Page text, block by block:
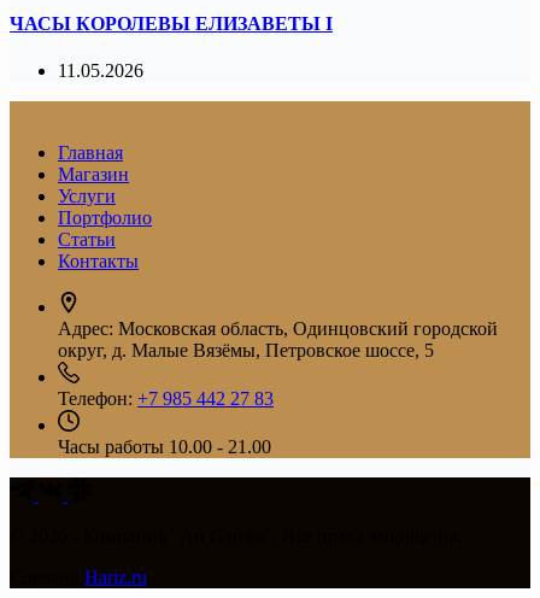
ЧАСЫ КОРОЛЕВЫ ЕЛИЗАВЕТЫ I
11.05.2026
Главная
Магазин
Услуги
Портфолио
Статьи
Контакты
Адрес: Московская область, Одинцовский городской
округ, д. Малые Вязёмы, Петровское шоссе, 5
Телефон: +7 985 442 27 83
Часы работы 10.00 - 21.00
Hariz.ru